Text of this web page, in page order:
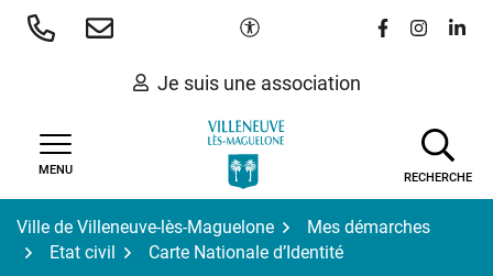
Aller
Paramètres d'accessibilité
Lien vers le
Lien vers
Lien
Je suis une association
MENU
RECHERCHE
Ville de Villeneuve-lès-Maguelone
Mes démarches
Etat civil
Carte Nationale d’Identité